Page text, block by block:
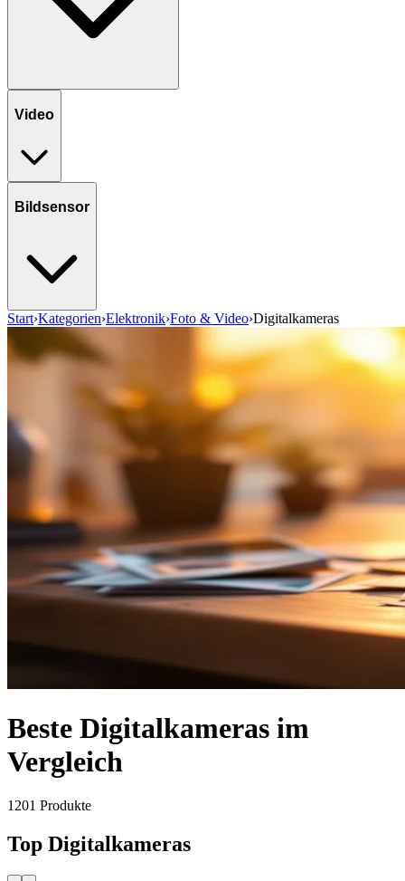
Video
Bildsensor
Start›Kategorien›Elektronik›Foto & Video›Digitalkameras
Beste Digitalkameras im
Vergleich
1201 Produkte
Top Digitalkameras